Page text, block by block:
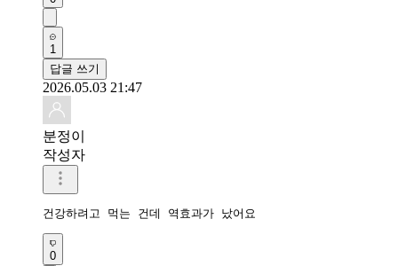
1
답글 쓰기
2026.05.03 21:47
분정이
작성자
건강하려고 먹는 건데 역효과가 났어요
0